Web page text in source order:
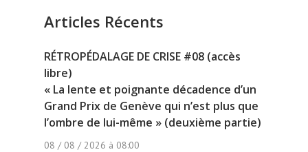
Articles Récents
RÉTROPÉDALAGE DE CRISE #08 (accès
libre)
« La lente et poignante décadence d’un
Grand Prix de Genève qui n’est plus que
l’ombre de lui-même » (deuxième partie)
08 / 08 / 2026 à 08:00